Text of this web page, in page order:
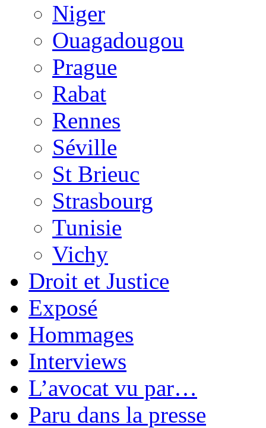
Niger
Ouagadougou
Prague
Rabat
Rennes
Séville
St Brieuc
Strasbourg
Tunisie
Vichy
Droit et Justice
Exposé
Hommages
Interviews
L’avocat vu par…
Paru dans la presse